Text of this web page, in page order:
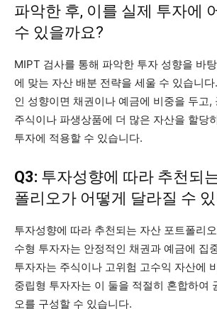
파악한 후, 이를 실제 투자에
수 있을까요?
MIPT 검사를 통해 파악한 투자 성향을 바
에 맞는 자산 배분 전략을 세울 수 있습니
인 성향이면 채권이나 예금에 비중을 두고,
주식이나 파생상품에 더 많은 자산을 할당
투자에 적용할 수 있습니다.
Q3: 투자성향에 따라 추천되
폴리오가 어떻게 달라질 수
투자성향에 따라 추천되는 자산 포트폴리
수형 투자자는 안정적인 채권과 예금에 집
투자자는 주식이나 고위험 고수익 자산에
중립형 투자자는 이 둘을 적절히 혼합하여
오를 구성할 수 있습니다.